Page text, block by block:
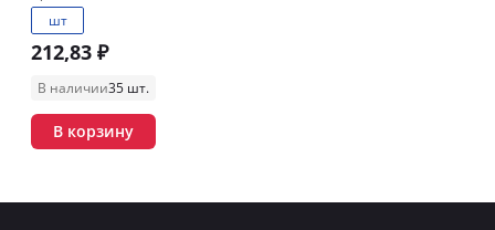
шт
212,83 ₽
В наличии35 шт.
В корзину